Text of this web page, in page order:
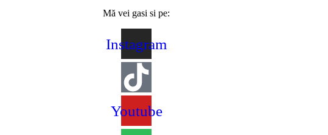
Mă vei gasi si pe:
Instagram
Youtube